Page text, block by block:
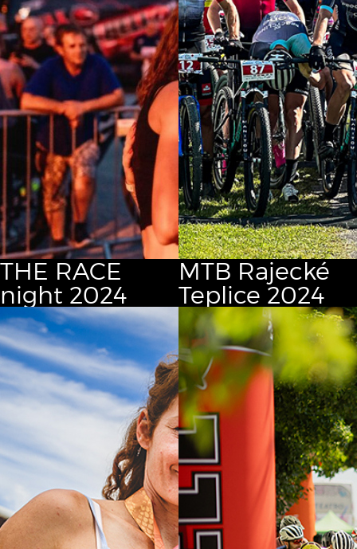
THE RACE
night 2024
MTB Rajecké
Teplice 2024